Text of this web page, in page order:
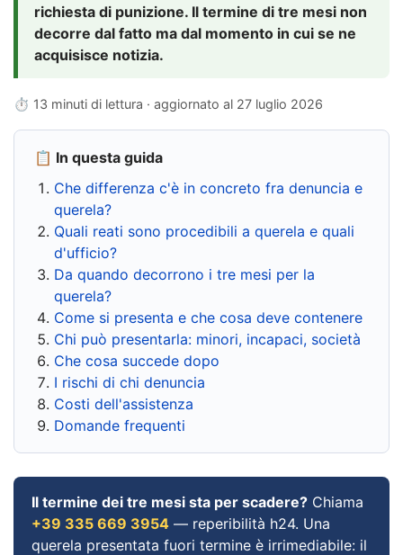
richiesta di punizione. Il termine di tre mesi non
decorre dal fatto ma dal momento in cui se ne
acquisisce notizia.
⏱ 13 minuti di lettura · aggiornato al 27 luglio 2026
📋 In questa guida
Che differenza c'è in concreto fra denuncia e
querela?
Quali reati sono procedibili a querela e quali
d'ufficio?
Da quando decorrono i tre mesi per la
querela?
Come si presenta e che cosa deve contenere
Chi può presentarla: minori, incapaci, società
Che cosa succede dopo
I rischi di chi denuncia
Costi dell'assistenza
Domande frequenti
Il termine dei tre mesi sta per scadere? Chiama
+39 335 669 3954 — reperibilità h24. Una
querela presentata fuori termine è irrimediabile: il